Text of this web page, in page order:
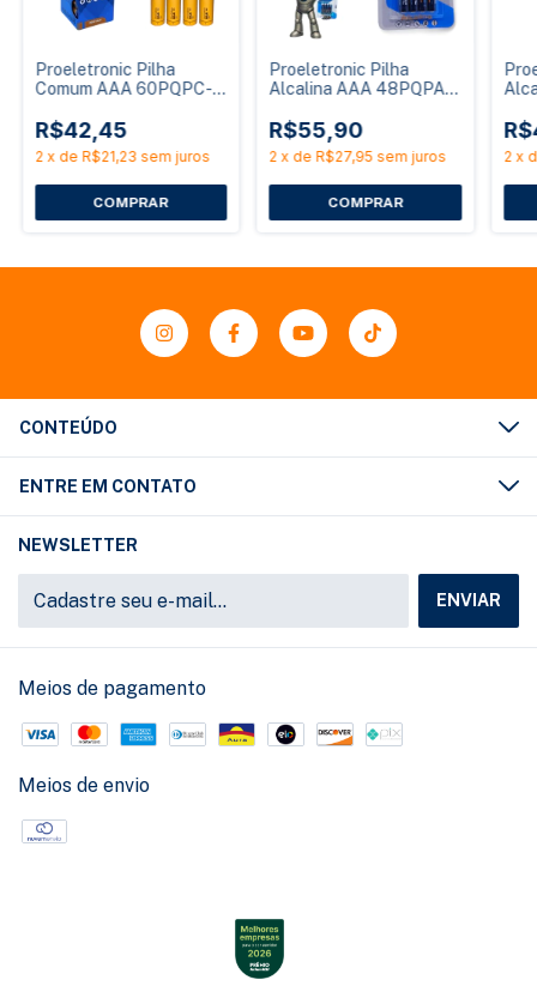
Proeletronic Pilha
Comum AAA 60PQPC-
Packs de 4 Unidades
R$42,45
2 x de R$21,23 sem juros
Proeletronic Pilha
Alcalina AAA 48PQPA-
48 Unidades
R$55,90
2 x de R$27,95 sem juros 2 x
CONTEÚDO
ENTRE EM CONTATO
NEWSLETTER
Meios de pagamento
Meios de envio